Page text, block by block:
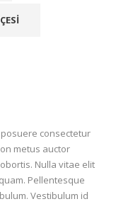
consectetur
metus auctor
Nulla vitae elit
Pellentesque
Vestibulum id